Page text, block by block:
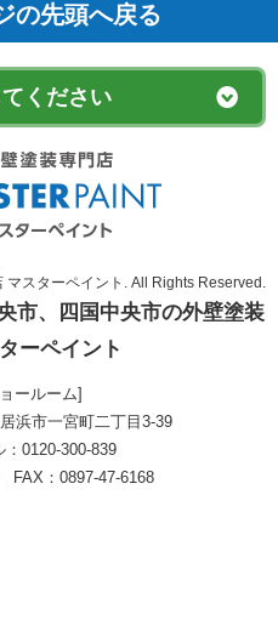
の先頭へ戻る
スターペイント. All Rights Reserved.
市、四国中央市の外壁塗装
ーペイント
ールーム]
浜市一宮町二丁目3-39
0120-300-839
FAX：0897-47-6168